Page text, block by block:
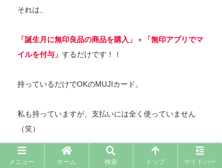
それは、
「誕生月に無印良品の商品を購入」 ＋
「無印アプリでマ
イルを付与」 するだけです！！
持っているだけでOKのMUJIカード。
私も持っていますが、支払いには全く使っていません
（笑）
でも1500円分のポイントを頂けちゃうので、持っていて
メニュー ホーム 検索 トップ サイドバー